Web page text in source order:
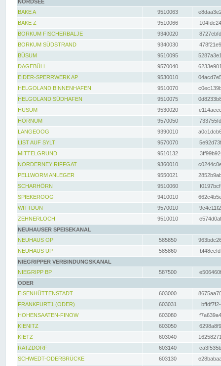
NORDSEE
BAKE A
9510063
BAKE Z
9510066
BORKUM FISCHERBALJE
9340020
BORKUM SÜDSTRAND
9340030
BÜSUM
9510095
DAGEBÜLL
9570040
EIDER-SPERRWERK AP
9530010
HELGOLAND BINNENHAFEN
9510070
HELGOLAND SÜDHAFEN
9510075
HUSUM
9530020
HÖRNUM
9570050
LANGEOOG
9390010
LIST AUF SYLT
9570070
MITTELGRUND
9510132
NORDERNEY RIFFGAT
9360010
PELLWORM ANLEGER
9550021
SCHARHÖRN
9510060
SPIEKEROOG
9410010
WITTDÜN
9570010
ZEHNERLOCH
9510010
NEUHAUSER SPEISEKANAL
NEUHAUS OP
585850
NEUHAUS UP
585860
NIEGRIPPER VERBINDUNGSKANAL
NIEGRIPP BP
587500
ODER
EISENHÜTTENSTADT
603000
FRANKFURT1 (ODER)
603031
HOHENSAATEN-FINOW
603080
KIENITZ
603050
KIETZ
603040
RATZDORF
603140
SCHWEDT-ODERBRÜCKE
603130